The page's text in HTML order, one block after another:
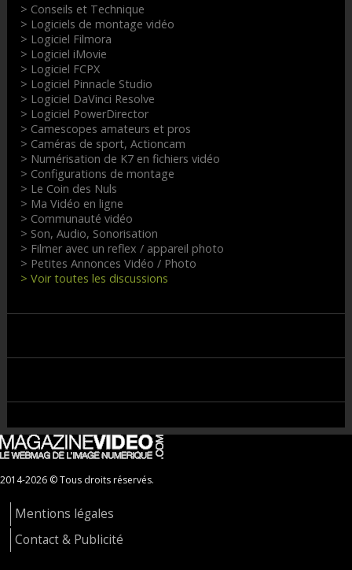
> Conseils et Technique
> Logiciels de montage vidéo
> Logiciel Filmora
> Logiciel iMovie
> Logiciel FCPX
> Logiciel Pinnacle Studio
> Logiciel DaVinci Resolve
> Logiciel PowerDirector
> Camescopes amateurs et pros
> Caméras de sport, Actioncam
> Numérisation de K7 en fichiers vidéo
> Configurations de montage
> Le Coin des Nuls
> Ma Vidéo en ligne
> Communauté vidéo
> Son, Audio, Sonorisation
> Filmer avec un reflex / appareil photo
> Petites Annonces Vidéo / Photo
> Voir toutes les discussions
2014-2026 © Tous droits réservés.
Mentions légales
Contact & Publicité